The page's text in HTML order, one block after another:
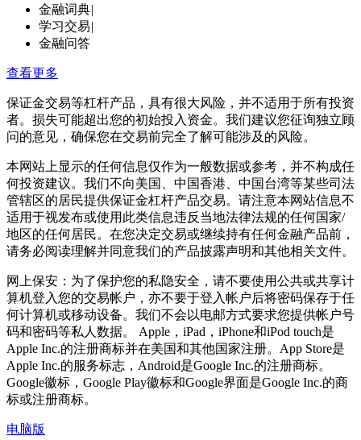
金融词典|
学习交易|
金融问答
查看更多
保证金交易等杠杆产品，具有很大风险，并不适用于所有投资
者。损失可能超出您的初始投入资金。我们建议您征询独立顾
问的意见，确保您在交易前完全了解可能涉及的风险。
本网站上显示的任何信息仅作为一般数据或参考，并不构成任
何投资建议。我们不向美国、中国香港、中国台湾等某些司法
管辖区的居民提供保证金杠杆产品交易。请注意本网站信息不
适用于视发布或使用此类信息违反当地法律法规的任何国家/
地区的任何居民。在您决定交易或继续持有任何金融产品前，
请务必阅读理解并同意我们的产品披露声明和其他相关文件。
网上保安：为了保护您的私隐安全，请不要使用公共或共享计
算机登入您的交易帐户，亦不要于登入帐户后将密码保存于任
何计算机或移动设备。我们不会以电邮方式要求您提供帐户号
码和密码等私人数据。 Apple，iPad，iPhone和iPod touch是
Apple Inc.的注册商标并在美国和其他国家注册。App Store是
Apple Inc.的服务标志，Android是Google Inc.的注册商标。
Google徽标，Google Play徽标和Google界面是Google Inc.的商
标或注册商标。
电脑版